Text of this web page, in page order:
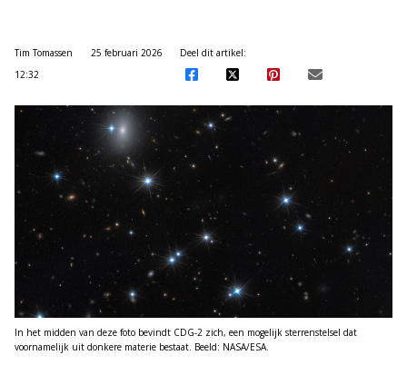
Tim Tomassen
25 februari 2026
12:32
Deel dit artikel:
In het midden van deze foto bevindt CDG-2 zich, een mogelijk sterrenstelsel dat
voornamelijk uit donkere materie bestaat. Beeld: NASA/ESA.